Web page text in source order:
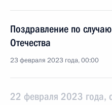
Поздравление по
Отечества
23 февраля 2023 года, 00:00
22 февраля 2023 года,